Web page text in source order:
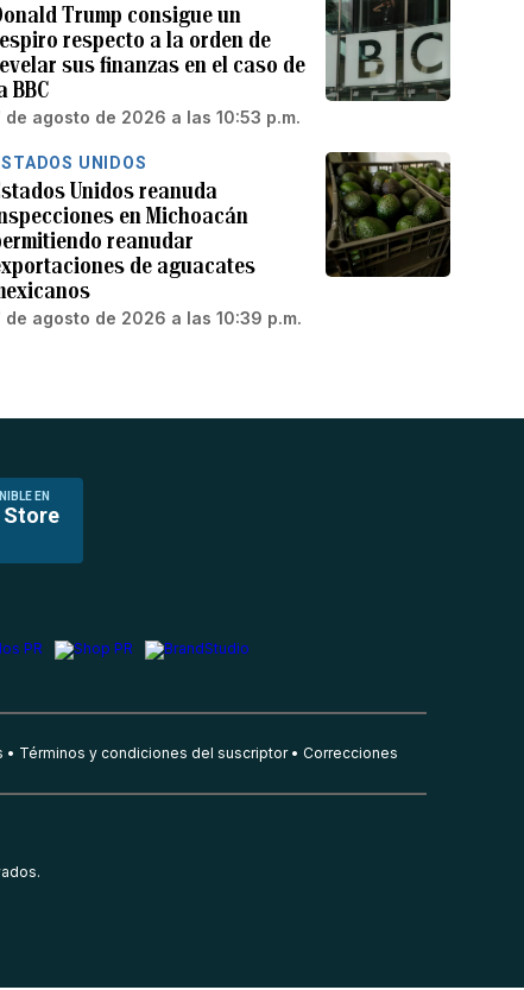
Trump consigue un
respecto a la orden de
sus finanzas en el caso de
BBC
de agosto de 2026 a las 10:53 p.m.
UNIDOS
Unidos reanuda
en Michoacán
reanudar
de aguacates
de agosto de 2026 a las 10:39 p.m.
EN
Store
Términos y condiciones del suscriptor Correcciones